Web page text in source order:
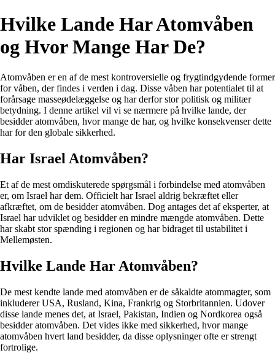
Hvilke Lande Har Atomvåben
og Hvor Mange Har De?
Atomvåben er en af de mest kontroversielle og frygtindgydende former
for våben, der findes i verden i dag. Disse våben har potentialet til at
forårsage masseødelæggelse og har derfor stor politisk og militær
betydning. I denne artikel vil vi se nærmere på hvilke lande, der
besidder atomvåben, hvor mange de har, og hvilke konsekvenser dette
har for den globale sikkerhed.
Har Israel Atomvåben?
Et af de mest omdiskuterede spørgsmål i forbindelse med atomvåben
er, om Israel har dem. Officielt har Israel aldrig bekræftet eller
afkræftet, om de besidder atomvåben. Dog antages det af eksperter, at
Israel har udviklet og besidder en mindre mængde atomvåben. Dette
har skabt stor spænding i regionen og har bidraget til ustabilitet i
Mellemøsten.
Hvilke Lande Har Atomvåben?
De mest kendte lande med atomvåben er de såkaldte atommagter, som
inkluderer USA, Rusland, Kina, Frankrig og Storbritannien. Udover
disse lande menes det, at Israel, Pakistan, Indien og Nordkorea også
besidder atomvåben. Det vides ikke med sikkerhed, hvor mange
atomvåben hvert land besidder, da disse oplysninger ofte er strengt
fortrolige.